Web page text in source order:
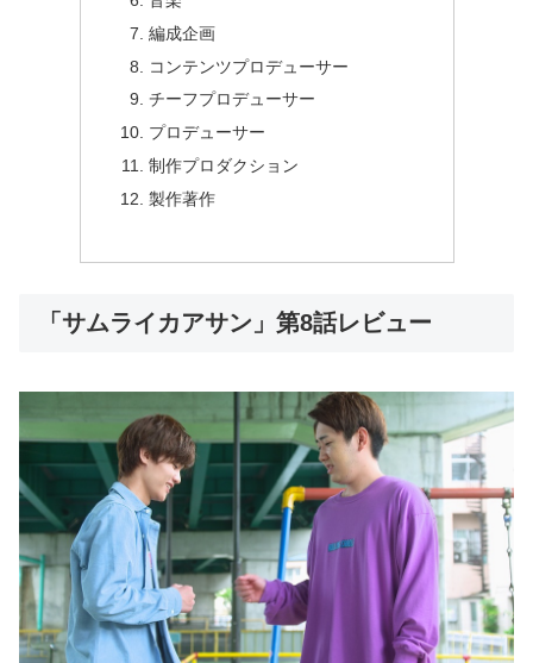
編成企画
コンテンツプロデューサー
チーフプロデューサー
プロデューサー
制作プロダクション
製作著作
「サムライカアサン」第8話レビュー